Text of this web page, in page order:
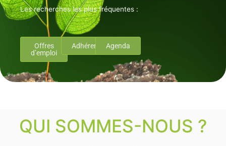
Les recherches les plus fréquentes :
Offres
d’emploi
Adhérents Agenda
QUI SOMMES-NOUS ?